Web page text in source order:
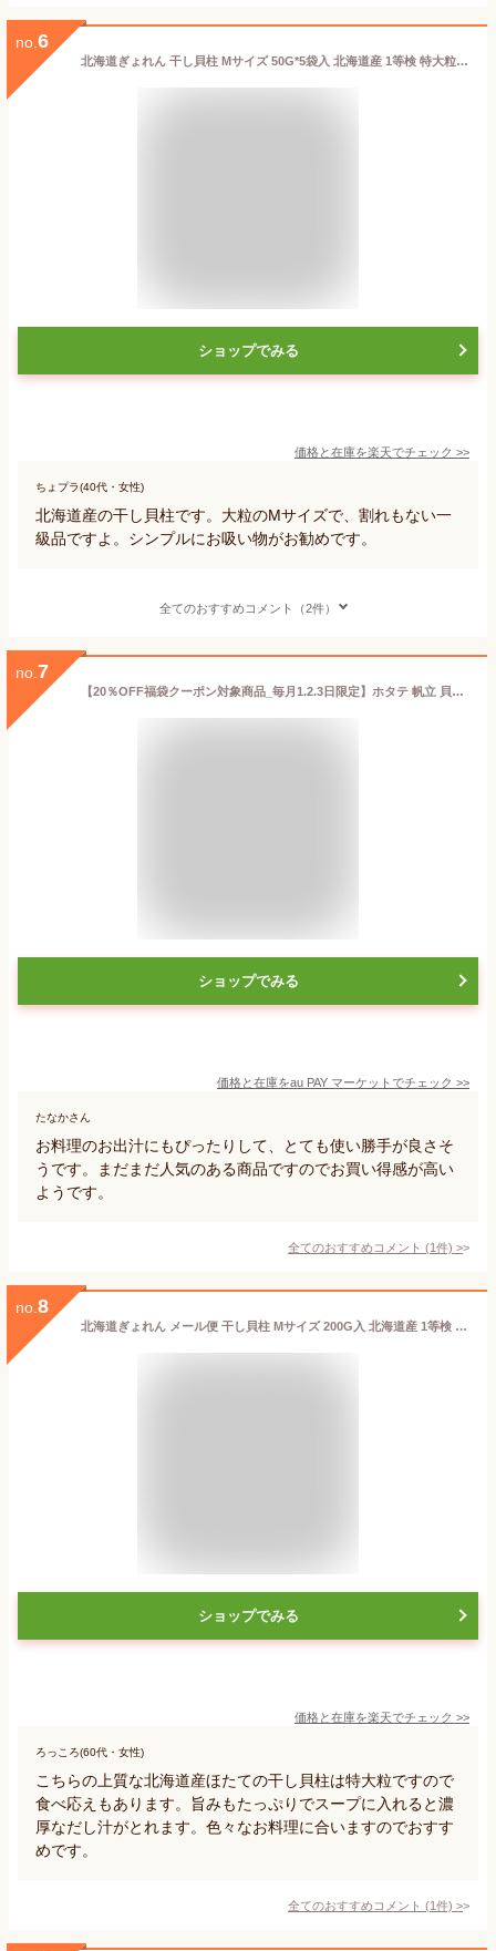
no. 6
北海道ぎょれん 干し貝柱 Mサイズ 50G*5袋入 北海道産 1等検 特大粒 干しホタテ貝柱 干し帆立 乾燥 ホタテ貝柱 乾燥ホタテ 帆立貝柱 ほたて貝柱
ショップでみる
価格と在庫を楽天でチェック >>
ちょプラ(40代・女性)
北海道産の干し貝柱です。大粒のMサイズで、割れもない一
級品ですよ。シンプルにお吸い物がお勧めです。
全てのおすすめコメント（2件）
no. 7
【20％OFF福袋クーポン対象商品_毎月1.2.3日限定】ホタテ 帆立 貝柱 干し貝柱 送料無料 300g 天然 SAサイズ 1等 オホーツク海産
ショップでみる
価格と在庫をau PAY マーケット でチェック >>
たなかさん
お料理のお出汁にもぴったりして、とても使い勝手が良さそ
うです。まだまだ人気のある商品ですのでお買い得感が高い
ようです。
全てのおすすめコメント (1件) >
no. 8
北海道ぎょれん メール便 干し貝柱 Mサイズ 200G入 北海道産 1等検 特大粒 干しホタテ貝柱 干し帆立 乾燥 ホタテ貝柱 乾燥ホタテ 帆立貝柱 ほたて貝柱
ショップでみる
価格と在庫を楽天でチェック >>
ろっころ(60代・女性)
こちらの上質な北海道産ほたての干し貝柱は特大粒ですので
食べ応えもあります。旨みもたっぷりでスープに入れると濃
厚なだし汁がとれます。色々なお料理に合いますのでおすす
めです。
全てのおすすめコメント (1件) >